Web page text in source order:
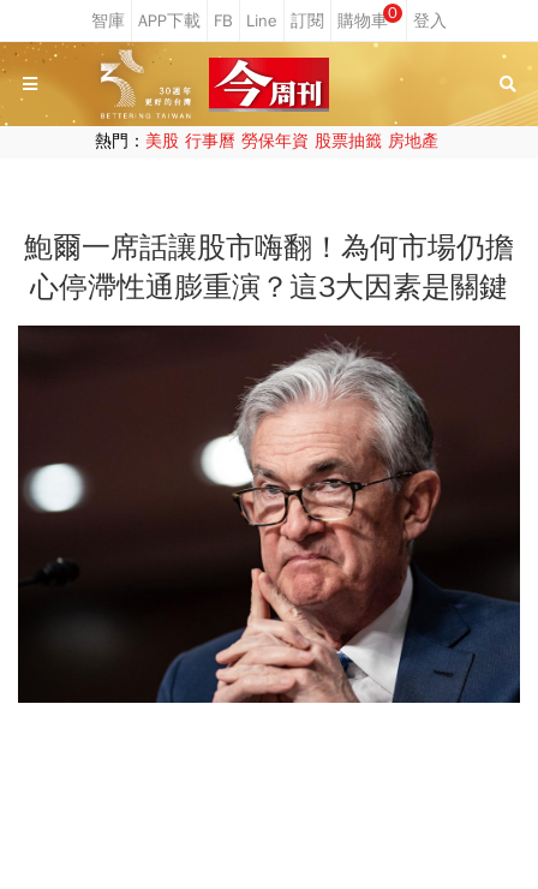
0
熱門： 美股 行事曆 勞保年資 股票抽籤 房地產
鮑爾一席話讓股市嗨翻！為何市場仍擔
心停滯性通膨重演？這3大因素是關鍵